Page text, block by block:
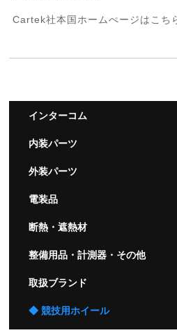
Cartek社本国ホームぺージはこち
インターコム
内装パーツ
外装パーツ
電装品
断熱・遮熱材
整備用品・計測器・その他
取扱ブランド
◆ 競技用ホイール